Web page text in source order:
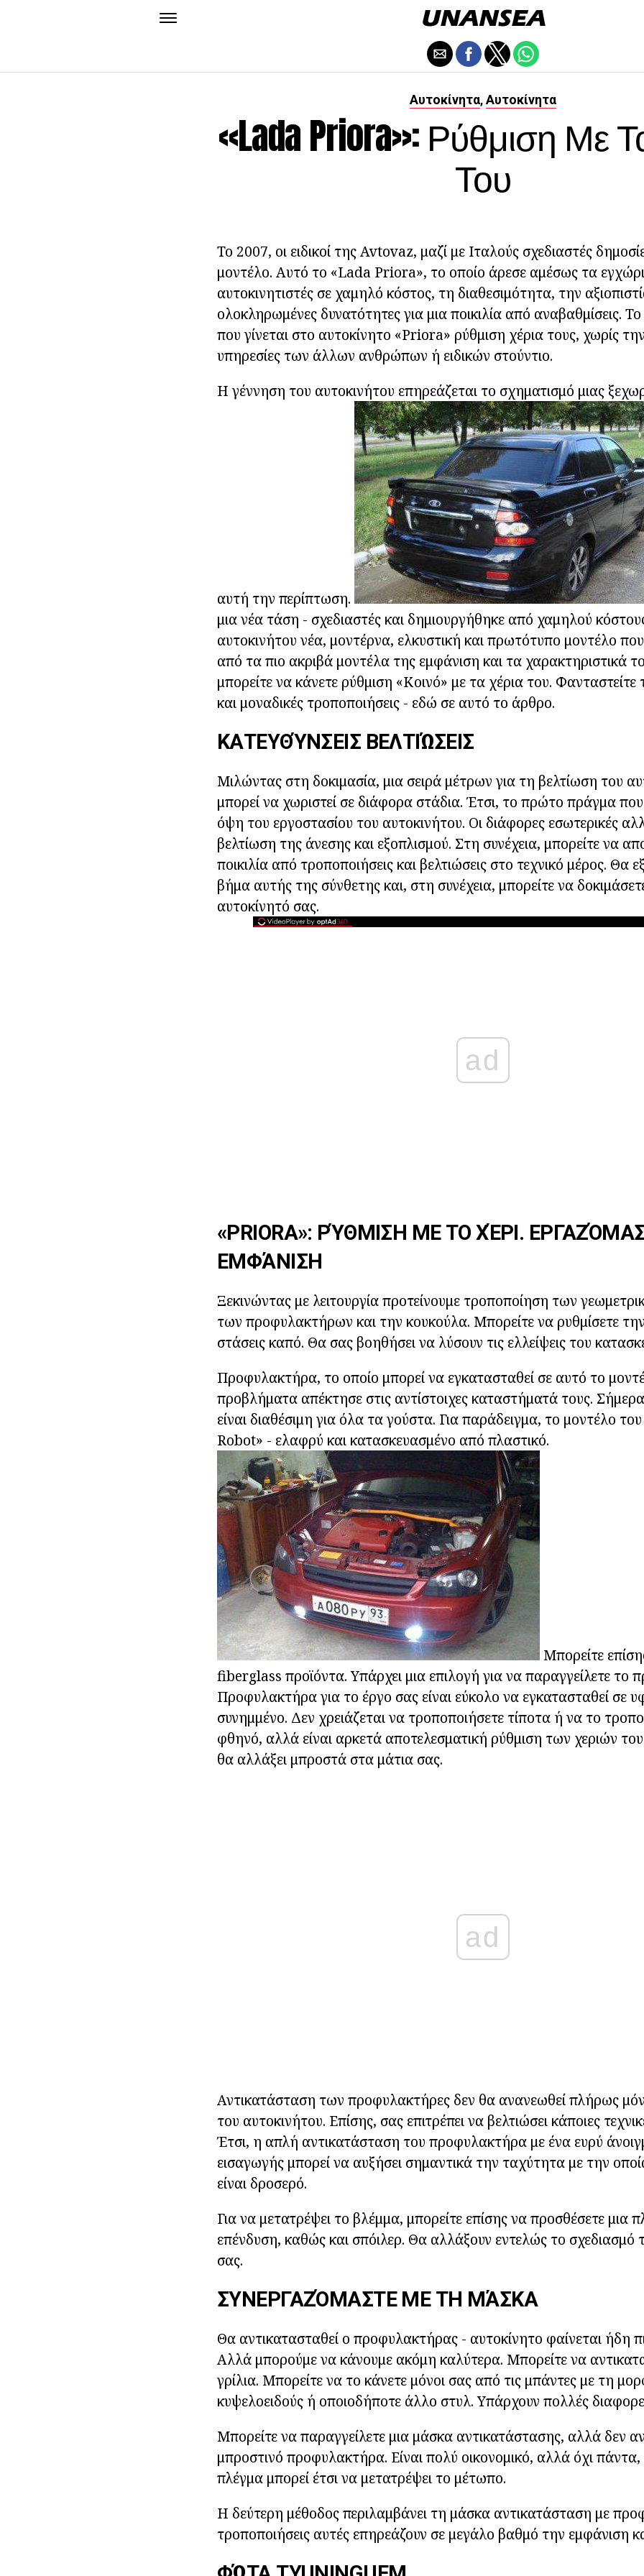
Αυτοκίνητα, Αυτοκίνητα
«Lada Priora»: Ρύθμιση Με
Του
Το 2007, οι ειδικοί της Avtovaz, μαζί με Ιταλούς σχεδιαστές
μοντέλο. Αυτό το «Lada Priora», το οποίο άρεσε αμέσως τα
αυτοκινητιστές σε χαμηλό κόστος, τη διαθεσιμότητα, την
ολοκληρωμένες δυνατότητες για μια ποικιλία από αναβαθμίσεις.
που γίνεται στο αυτοκίνητο «Priora» ρύθμιση χέρια τους, χωρίς
υπηρεσίες των άλλων ανθρώπων ή ειδικών στούντιο.
Η γέννηση του αυτοκινήτου επηρεάζεται το σχηματισμό μιας
αυτή την περίπτωση.
μια νέα τάση - σχεδιαστές και δημιουργήθηκε από χαμηλού
αυτοκινήτου νέα, μοντέρνα, ελκυστική και πρωτότυπο μοντέλο
από τα πιο ακριβά μοντέλα της εμφάνιση και τα χαρακτηριστικά
μπορείτε να κάνετε ρύθμιση «Κοινό» με τα χέρια του. Φανταστείτε
και μοναδικές τροποποιήσεις - εδώ σε αυτό το άρθρο.
ΚΑΤΕΥΘΎΝΣΕΙΣ ΒΕΛΤΙΏΣΕΙΣ
Μιλώντας στη δοκιμασία, μια σειρά μέτρων για τη βελτίωση του
μπορεί να χωριστεί σε διάφορα στάδια. Έτσι, το πρώτο πράγμα
όψη του εργοστασίου του αυτοκινήτου. Οι διάφορες εσωτερικές
βελτίωση της άνεσης και εξοπλισμού. Στη συνέχεια, μπορείτε να
ποικιλία από τροποποιήσεις και βελτιώσεις στο τεχνικό μέρος. Θα
βήμα αυτής της σύνθετης και, στη συνέχεια, μπορείτε να
αυτοκίνητό σας.
ad
«PRIORA»: ΡΎΘΜΙΣΗ ΜΕ ΤΟ ΧΈΡΙ.
ΕΜΦΆΝΙΣΗ
Ξεκινώντας με λειτουργία προτείνουμε τροποποίηση των
των προφυλακτήρων και την κουκούλα. Μπορείτε να ρυθμίσετε
στάσεις καπό. Θα σας βοηθήσει να λύσουν τις ελλείψεις του
Προφυλακτήρα, το οποίο μπορεί να εγκατασταθεί σε αυτό το
προβλήματα απέκτησε στις αντίστοιχες καταστήματά τους.
είναι διαθέσιμη για όλα τα γούστα. Για παράδειγμα, το μοντέλο
Robot» - ελαφρύ και κατασκευασμένο από πλαστικό.
Μπορείτε
fiberglass προϊόντα. Υπάρχει μια επιλογή για να παραγγείλετε το
Προφυλακτήρα για το έργο σας είναι εύκολο να εγκατασταθεί σε
συνημμένο. Δεν χρειάζεται να τροποποιήσετε τίποτα ή να το
φθηνό, αλλά είναι αρκετά αποτελεσματική ρύθμιση των χεριών
θα αλλάξει μπροστά στα μάτια σας.
ad
Αντικατάσταση των προφυλακτήρες δεν θα ανανεωθεί πλήρως
του αυτοκινήτου. Επίσης, σας επιτρέπει να βελτιώσει κάποιες
Έτσι, η απλή αντικατάσταση του προφυλακτήρα με ένα ευρύ
εισαγωγής μπορεί να αυξήσει σημαντικά την ταχύτητα με την
είναι δροσερό.
Για να μετατρέψει το βλέμμα, μπορείτε επίσης να προσθέσετε μια
επένδυση, καθώς και σπόιλερ. Θα αλλάξουν εντελώς το σχεδιασμό
σας.
ΣΥΝΕΡΓΑΖΌΜΑΣΤΕ ΜΕ ΤΗ ΜΆΣΚΑ
Θα αντικατασταθεί ο προφυλακτήρας - αυτοκίνητο φαίνεται ήδη
Αλλά μπορούμε να κάνουμε ακόμη καλύτερα. Μπορείτε να
γρίλια. Μπορείτε να το κάνετε μόνοι σας από τις μπάντες με τη
κυψελοειδούς ή οποιοδήποτε άλλο στυλ. Υπάρχουν πολλές
Μπορείτε να παραγγείλετε μια μάσκα αντικατάστασης, αλλά δεν
μπροστινό προφυλακτήρα. Είναι πολύ οικονομικό, αλλά όχι πάντα,
πλέγμα μπορεί έτσι να μετατρέψει το μέτωπο.
Η δεύτερη μέθοδος περιλαμβάνει τη μάσκα αντικατάσταση με
τροποποιήσεις αυτές επηρεάζουν σε μεγάλο βαθμό την εμφάνιση